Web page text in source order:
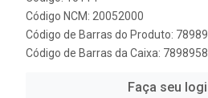
Código NCM: 20052000
Código de Barras do Produto:
Código de Barras da Caixa:
Faça seu